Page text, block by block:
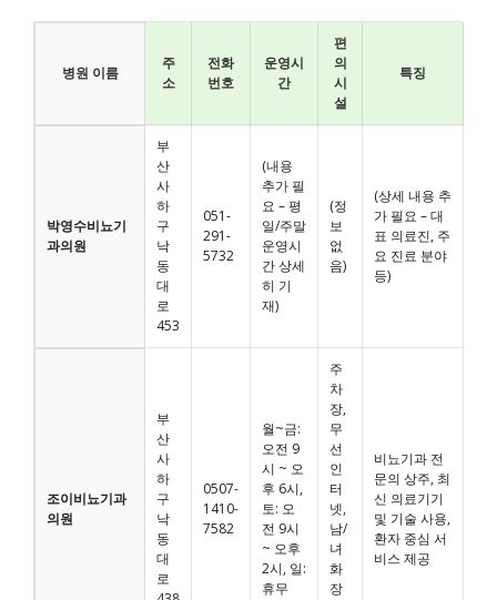
병원 이름
주
소
전화
번호
운영시
간
편
의
시
설
특징
박영수비뇨기
과의원
부
산
사
하
구
낙
동
대
로
453
051-
291-
5732
(내용
추가 필
요 – 평
일/주말
운영시
간 상세
히 기
재)
(정
보
없
음)
(상세 내용 추
가 필요 – 대
표 의료진, 주
요 진료 분야
등)
조이비뇨기과
의원
부
산
사
하
구
낙
동
대
로
0507-
1410-
7582
월~금:
오전 9
시 ~ 오
후 6시,
토: 오
전 9시
~ 오후
2시, 일:
휴무
주
차
장,
무
선
인
터
넷,
남/
녀
화
장
비뇨기과 전
문의 상주, 최
신 의료기기
및 기술 사용,
환자 중심 서
비스 제공